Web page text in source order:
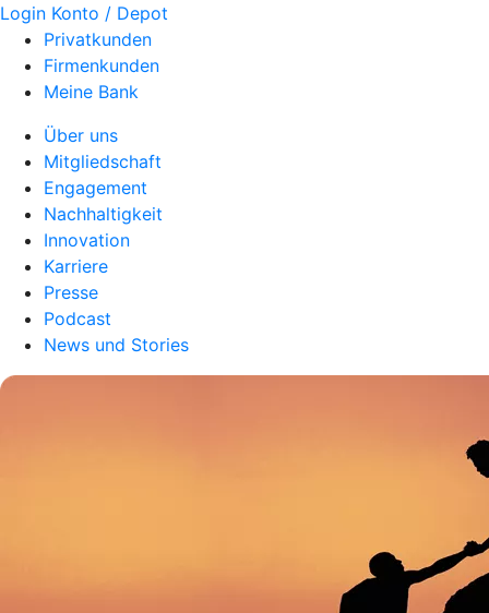
Login Konto / Depot
Privatkunden
Firmenkunden
Meine Bank
Über uns
Mitgliedschaft
Engagement
Nachhaltigkeit
Innovation
Karriere
Presse
Podcast
News und Stories